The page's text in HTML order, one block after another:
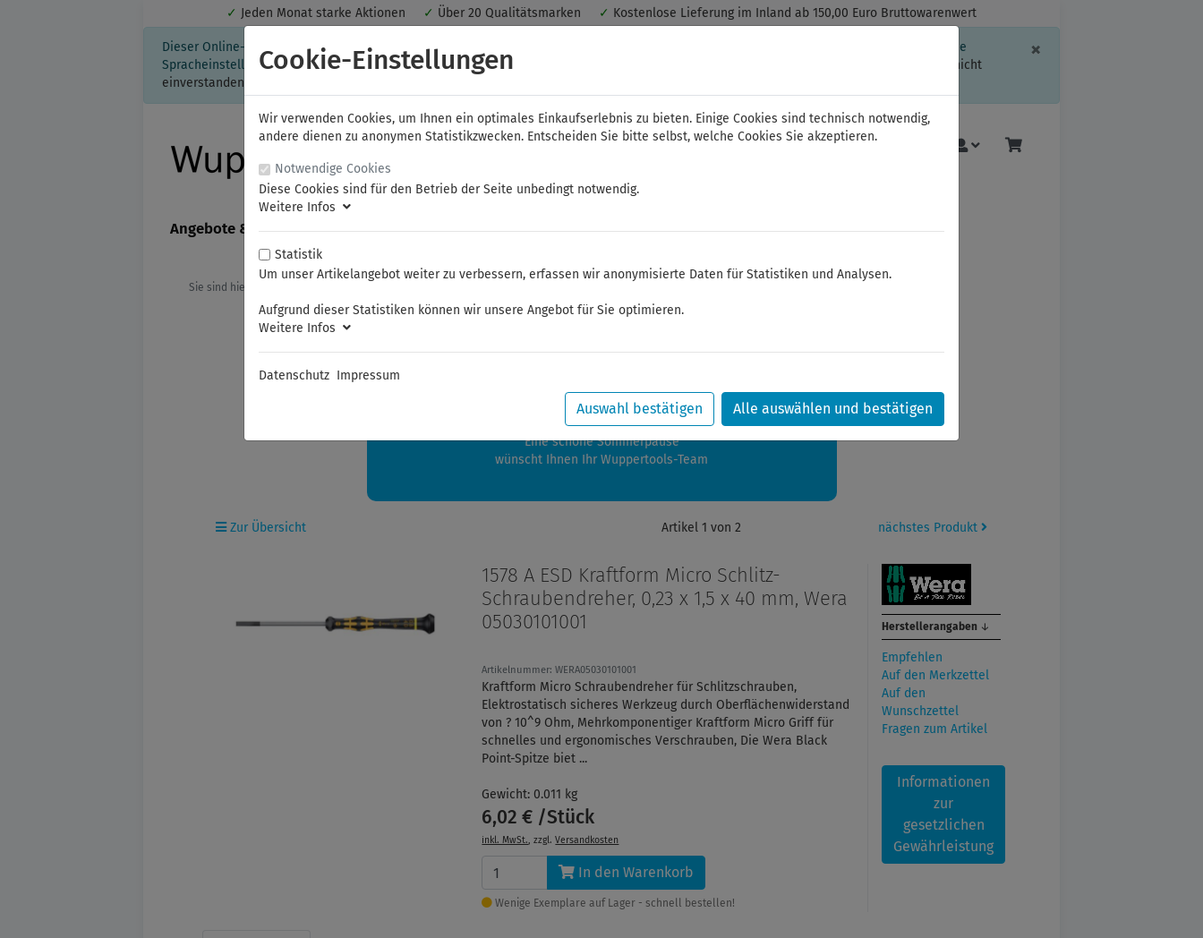
✓ Jeden Monat starke Aktionen ✓ Über 20 Qualitätsmarken ✓ Kostenlose Lieferung im Inland ab 150,00 Euro Bruttowarenwert
×
Dieser Online-Shop verwendet Cookies für ein optimales Einkaufserlebnis. Dabei werden beispielsweise die Session-Informationen oder die
Spracheinstellung auf Ihrem Rechner gespeichert. Ohne Cookies ist der Funktionsumfang des Online-Shops eingeschränkt.
Sind Sie damit nicht
einverstanden, klicken Sie bitte hier.
Angebote & Neuheiten FAMAG NWS ELORA FELO Bauer & Böcker Mehr
Sie sind hier:
Sommerferien
zwischen 28.07.2026 und 21.08.2026 machen auch wir Urlaub.
Ihre Bestellungen in diesem Zeitraum werden ab dem 24.08.2026 verschickt.
Eine schöne Sommerpause
wünscht Ihnen Ihr Wuppertools-Team
Zur Übersicht Artikel 1 von 2 nächstes Produkt
1578 A ESD Kraftform Micro Schlitz-
Schraubendreher, 0,23 x 1,5 x 40 mm, Wera
05030101001
Artikelnummer: WERA05030101001
Kraftform Micro Schraubendreher für Schlitzschrauben,
Elektrostatisch sicheres Werkzeug durch Oberflächenwiderstand
von ? 10^9 Ohm, Mehrkomponentiger Kraftform Micro Griff für
schnelles und ergonomisches Verschrauben, Die Wera Black
Point-Spitze biet ...
Gewicht: 0.011 kg
6,02 € /Stück
inkl. MwSt., zzgl.Versandkosten
In den Warenkorb
Wenige Exemplare auf Lager - schnell bestellen!
Herstellerangaben ↓
Empfehlen
Auf den Merkzettel
Auf den
Wunschzettel
Fragen zum Artikel
Informationen
zur
gesetzlichen
Gewährleistung
Cookie-Einstellungen
Wir verwenden Cookies, um Ihnen ein optimales Einkaufserlebnis zu bieten. Einige Cookies sind technisch notwendig,
andere dienen zu anonymen Statistikzwecken. Entscheiden Sie bitte selbst, welche Cookies Sie akzeptieren.
Notwendige Cookies
Diese Cookies sind für den Betrieb der Seite unbedingt notwendig.
Weitere Infos
Statistik
Um unser Artikelangebot weiter zu verbessern, erfassen wir anonymisierte Daten für Statistiken und Analysen.
Aufgrund dieser Statistiken können wir unsere Angebot für Sie optimieren.
Weitere Infos
Datenschutz Impressum
Auswahl bestätigen Alle auswählen und bestätigen